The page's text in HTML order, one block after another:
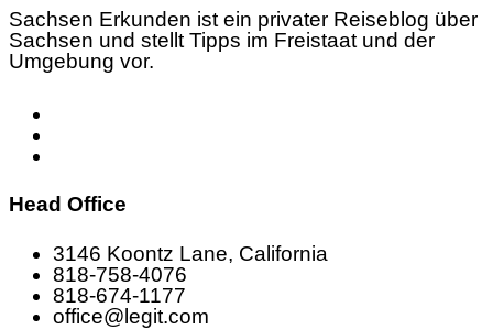
Sachsen Erkunden ist ein privater Reiseblog über
Sachsen und stellt Tipps im Freistaat und der
Umgebung vor.
Head Office
3146 Koontz Lane, California
818-758-4076
818-674-1177
office@legit.com